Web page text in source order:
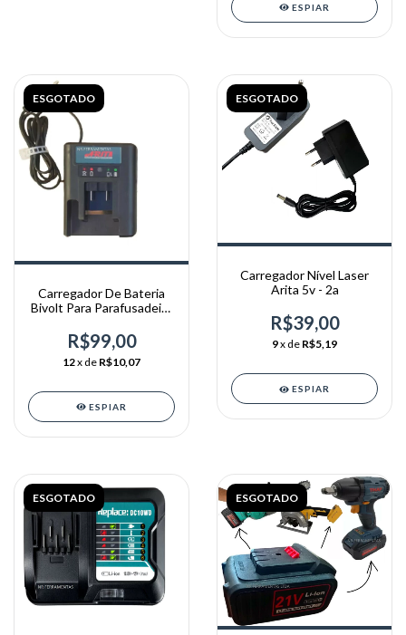
ESPIAR
ESGOTADO
Carregador De Bateria
Bivolt Para Parafusadeira
R$99,00
12x de R$10,07
ESPIAR
ESGOTADO
Carregador Nível Laser
Arita 5v - 2a
R$39,00
9x de R$5,19
ESPIAR
ESGOTADO ESGOTADO